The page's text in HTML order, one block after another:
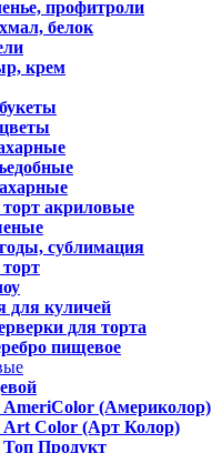
профитроли
белок
крем
акриловые
сублимация
для куличей
для торта
пищевое
AmeriColor (Америколор)
Art Color (Арт Колор)
Продукт